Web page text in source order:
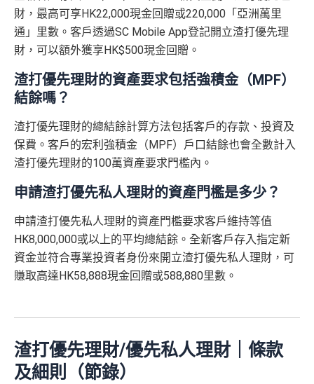
財，最高可享HK22,000現金回贈或220,000「亞洲萬里
通」里數。客戶透過SC Mobile App登記開立渣打優先理
財，可以額外獲享HK$500現金回贈。
渣打優先理財的資產要求包括強積金（MPF）
結餘嗎？
渣打優先理財的總結餘計算方法包括客戶的存款、投資及
保費。客戶的宏利強積金（MPF）戶口結餘也會全數計入
渣打優先理財的100萬資產要求門檻內。
申請渣打優先私人理財的資產門檻是多少？
申請渣打優先私人理財的資產門檻要求客戶維持等值
HK8,000,000或以上的平均總結餘。全新客戶存入指定新
資金並符合專業投資者身份來開立渣打優先私人理財，可
賺取高達HK58,888現金回贈或588,880里數。
渣打優先理財/優先私人理財｜條款
及細則（節錄）